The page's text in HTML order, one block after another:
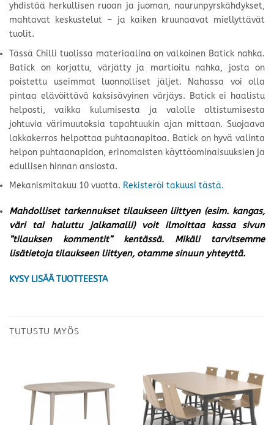
yhdistää herkullisen ruoan ja juoman, naurunpyrskähdykset,
mahtavat keskustelut – ja kaiken kruunaavat miellyttävät
tuolit.
Tässä Chilli tuolissa materiaalina on valkoinen Batick nahka.
Batick on korjattu, värjätty ja martioitu nahka, josta on
poistettu useimmat luonnolliset jäljet. Nahassa voi olla
pintaa elävöittävä kaksisävyinen värjäys. Batick ei haalistu
helposti, vaikka kulumisesta ja valolle altistumisesta
johtuvia värimuutoksia tapahtuukin ajan mittaan. Suojaava
lakkakerros helpottaa puhtaanapitoa. Batick on hyvä valinta
helpon puhtaanapidon, erinomaisten käyttöominaisuuksien ja
edullisen hinnan ansiosta.
Mekanismitakuu 10 vuotta. Rekisteröi takuusi tästä.
Mahdolliset tarkennukset tilaukseen liittyen (esim. kangas,
väri tai haluttu jalkamalli) voit ilmoittaa kassa sivun
”tilauksen kommentit” kentässä. Mikäli tarvitsemme
lisätietoja tilaukseen liittyen, otamme sinuun yhteyttä.
KYSY LISÄÄ TUOTTEESTA
TUTUSTU MYÖS